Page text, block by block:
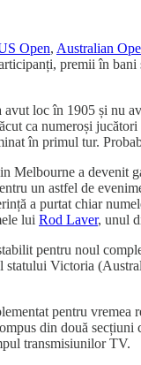
Open, Australian
premii în
loc în 1905 și nu
ca numeroși
în primul tur.
a devenit
un astfel de
a purtat chiar
lui Rod Laver, unul
pentru noul
Victoria
pentru vremea
din două
transmisiunilor TV.